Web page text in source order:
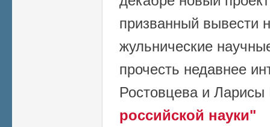
призванный вывести
жульнические
прочесть недавнее
Ростовцева и
российской науки"